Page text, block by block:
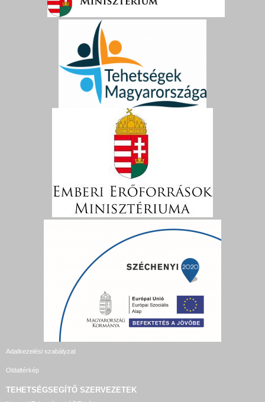
Adatkezelési szabályzat
Oldaltérkép
TEHETSÉGSEGÍTŐ SZERVEZETEK